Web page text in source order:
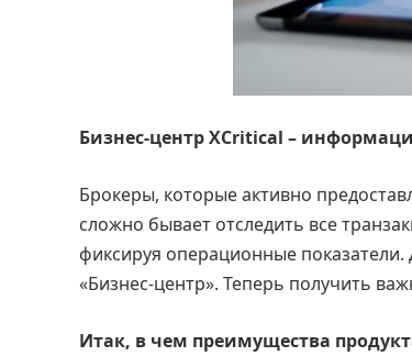
Бизнес-центр XCritical –
Брокеры, которые активно
сложно бывает отследить все
фиксируя операционные показатели.
«Бизнес-центр». Теперь получить
Итак, в чем преимущества